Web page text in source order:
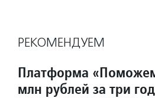
РЕКОМЕНДУЕМ
Платформа
млн рублей за три